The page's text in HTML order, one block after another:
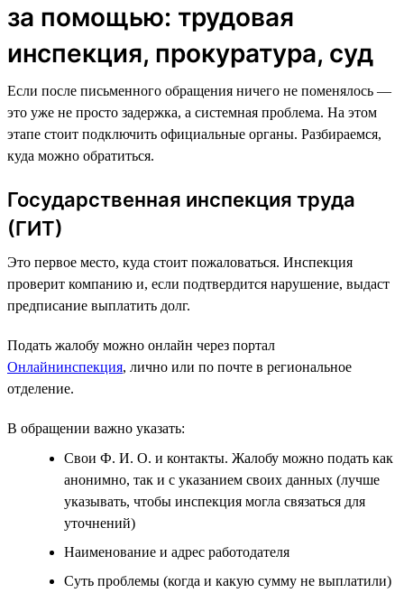
за помощью: трудовая
инспекция, прокуратура, суд
Если после письменного обращения ничего не поменялось —
это уже не просто задержка, а системная проблема. На этом
этапе стоит подключить официальные органы. Разбираемся,
куда можно обратиться.
Государственная инспекция труда
(ГИТ)
Это первое место, куда стоит пожаловаться. Инспекция
проверит компанию и, если подтвердится нарушение, выдаст
предписание выплатить долг.
Подать жалобу можно онлайн через портал
Онлайнинспекция, лично или по почте в региональное
отделение.
В обращении важно указать:
Свои Ф. И. О. и контакты. Жалобу можно подать как
анонимно, так и с указанием своих данных (лучше
указывать, чтобы инспекция могла связаться для
уточнений)
Наименование и адрес работодателя
Суть проблемы (когда и какую сумму не выплатили)